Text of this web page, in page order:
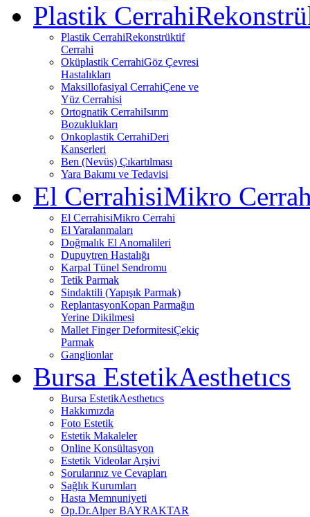
Plastik Cerrahi
Plastik CerrahiRekonstrüktif
Cerrahi
Oküplastik CerrahiGöz Çevresi
Hastalıkları
Maksillofasiyal CerrahiÇene ve
Yüz Cerrahisi
Ortognatik CerrahiIsırım
Bozuklukları
Onkoplastik CerrahiDeri
Kanserleri
Ben (Nevüs) Çıkartılması
Yara Bakımı ve Tedavisi
El CerrahisiMikro
El CerrahisiMikro Cerrahi
El Yaralanmaları
Doğmalık El Anomalileri
Dupuytren Hastalığı
Karpal Tünel Sendromu
Tetik Parmak
Sindaktili (Yapışık Parmak)
ReplantasyonKopan Parmağın
Yerine Dikilmesi
Mallet Finger DeformitesiÇekiç
Parmak
Ganglionlar
Bursa EstetikAesthetıcs
Bursa EstetikAesthetıcs
Hakkımızda
Foto Estetik
Estetik Makaleler
Online Konsültasyon
Estetik Videolar Arşivi
Sorularınız ve Cevapları
Sağlık Kurumları
Hasta Memnuniyeti
Op.Dr.Alper BAYRAKTAR